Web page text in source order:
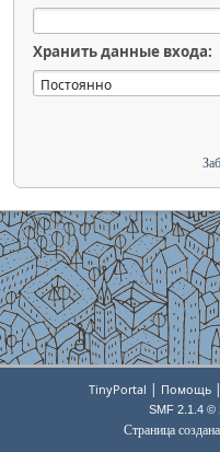
Хранить данные входа:
TinyPortal | Помощь |
SMF 2.1.4 ©
Страница